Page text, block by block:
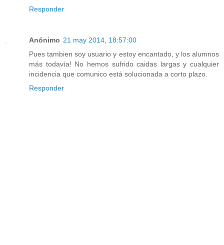
Responder
Anónimo 21 may 2014, 18:57:00
Pues tambien soy usuario y estoy encantado, y los alumnos
más todavía! No hemos sufrido caidas largas y cualquier
incidencia que comunico está solucionada a corto plazo.
Responder